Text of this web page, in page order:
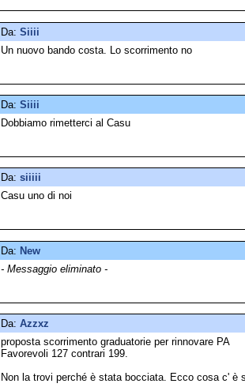
Da: Siiii
Un nuovo bando costa. Lo scorrimento no
Da: Siiii
Dobbiamo rimetterci al Casu
Da: siiiii
Casu uno di noi
Da: New
- Messaggio eliminato -
Da: Azzxz
proposta scorrimento graduatorie per rinnovare PA
Favorevoli 127 contrari 199.
Non la trovi perché è stata bocciata. Ecco cosa c' è